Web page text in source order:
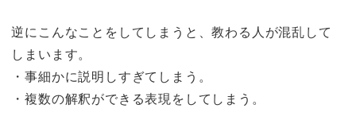
逆にこんなことをしてしまうと、教わる人が混乱して
しまいます。
・事細かに説明しすぎてしまう。
・複数の解釈ができる表現をしてしまう。